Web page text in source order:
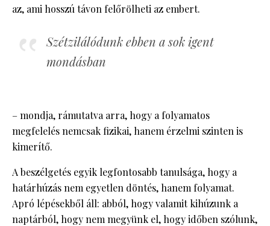
az, ami hosszú távon felőrölheti az embert.
Szétzilálódunk ebben a sok igent
mondásban
– mondja, rámutatva arra, hogy a folyamatos
megfelelés nemcsak fizikai, hanem érzelmi szinten is
kimerítő.
A beszélgetés egyik legfontosabb tanulsága, hogy a
határhúzás nem egyetlen döntés, hanem folyamat.
Apró lépésekből áll: abból, hogy valamit kihúzunk a
naptárból, hogy nem megyünk el, hogy időben szólunk,